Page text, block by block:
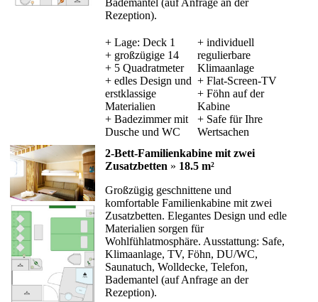
Rezeption).
+ Lage: Deck 1
+ großzügige 14
+ 5 Quadratmeter
+ edles Design und
erstklassige
Materialien
+ Badezimmer mit
Dusche und WC
+ individuell
regulierbare
Klimaanlage
+ Flat-Screen-TV
+ Föhn auf der
Kabine
+ Safe für Ihre
Wertsachen
2-Bett-Familienkabine mit zwei
Zusatzbetten » 18.5 m²
Großzügig geschnittene und
komfortable Familienkabine mit zwei
Zusatzbetten. Elegantes Design und edle
Materialien sorgen für
Wohlfühlatmosphäre. Ausstattung: Safe,
Klimaanlage, TV, Föhn, DU/WC,
Saunatuch, Wolldecke, Telefon,
Bademantel (auf Anfrage an der
Rezeption).